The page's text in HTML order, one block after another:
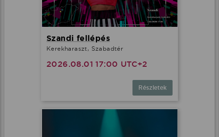
Szandi fellépés
Kerekharaszt, Szabadtér
2026.08.01 17:00 UTC+2
Részletek